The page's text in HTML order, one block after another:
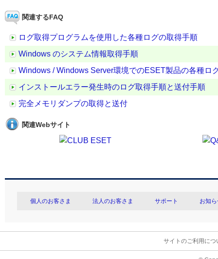
関連するFAQ
ログ取得プログラムを使用した各種ログの取得手順
Windows のシステム情報取得手順
Windows / Windows Server環境でのESET製品の各種ロ
インストールエラー発生時のログ取得手順と送付手順
完全メモリダンプの取得と送付
関連Webサイト
個人のお客さま 法人のお客さま サポート お知
サイトのご利用につ